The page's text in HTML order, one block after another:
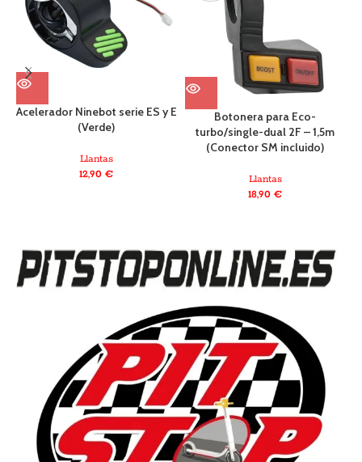
Acelerador Ninebot serie ES y E
(Verde)
Llantas
12,90€
Botonera para Eco-
turbo/single-dual 2F – 1,5m
(Conector SM incluido)
Llantas
18,90€